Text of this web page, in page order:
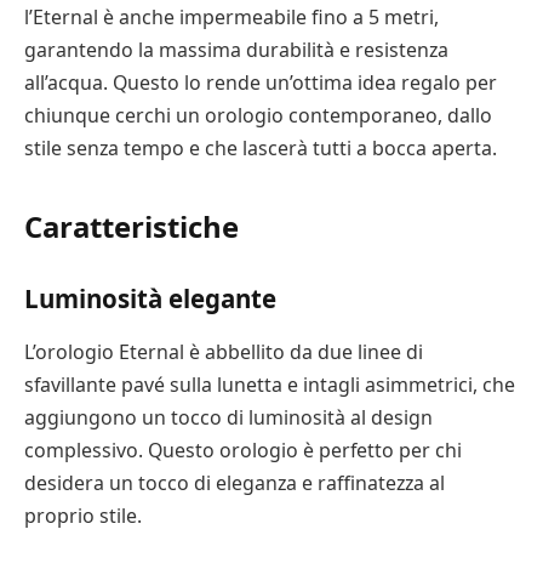
l’Eternal è anche impermeabile fino a 5 metri,
garantendo la massima durabilità e resistenza
all’acqua. Questo lo rende un’ottima idea regalo per
chiunque cerchi un orologio contemporaneo, dallo
stile senza tempo e che lascerà tutti a bocca aperta.
Caratteristiche
Luminosità elegante
L’orologio Eternal è abbellito da due linee di
sfavillante pavé sulla lunetta e intagli asimmetrici, che
aggiungono un tocco di luminosità al design
complessivo. Questo orologio è perfetto per chi
desidera un tocco di eleganza e raffinatezza al
proprio stile.